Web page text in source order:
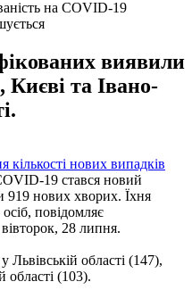
виявили
Києві та Івано-
кількості нових випадків
19 стався новий
919 нових хворих. Їхня
осіб, повідомляє
28 липня.
області (147),
області (103).